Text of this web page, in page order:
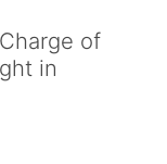
of
in